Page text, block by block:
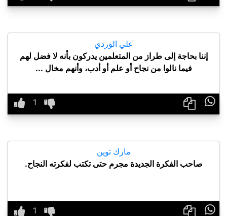
علي الوردي
إننا بحاجة إلى طراز من المتعلمين يدركون بأنه لا فضل لهم
فيما نالوا من نجاح أو علم أو أدب، وأنهم مخال ...

مارك توين
صاحب الفكرة الجديدة مجرم حتى تكتب لفكرته النجاح.
